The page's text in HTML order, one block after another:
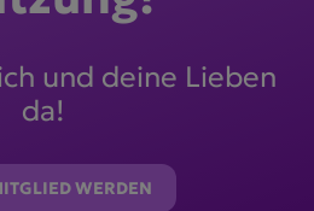
und deine Lieben
da!
WERDEN